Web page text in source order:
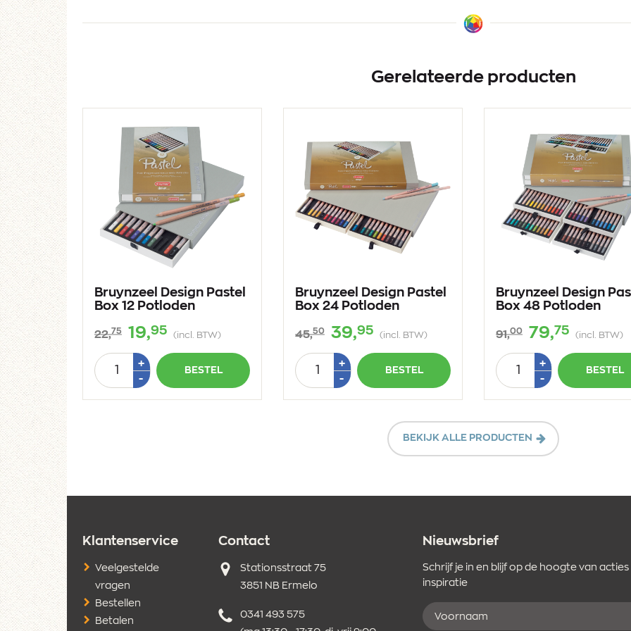
Gerelateerde producten
Bruynzeel Design Pastel
Box 12 Potloden
22,75 19,95 (incl. BTW)
Aantal +Plus
-Min
BESTEL
Bruynzeel Design Pastel
Box 24 Potloden
45,50 39,95 (incl. BTW)
Aantal +Plus
-Min
BESTEL
Bruynzeel Design
Box 48 Potloden
91,00 79,75 (incl. BTW)
Aantal +Plus
-Min
BESTEL
BEKIJK ALLE PRODUCTEN
Klantenservice
Veelgestelde
vragen
Bestellen
Betalen
Contact
Adres
Stationsstraat 75
3851 NB Ermelo
Telefoonnummer
0341 493 575
Nieuwsbrief
Schrijf je in en blijf op de hoogte van acties
inspiratie
Voornaam